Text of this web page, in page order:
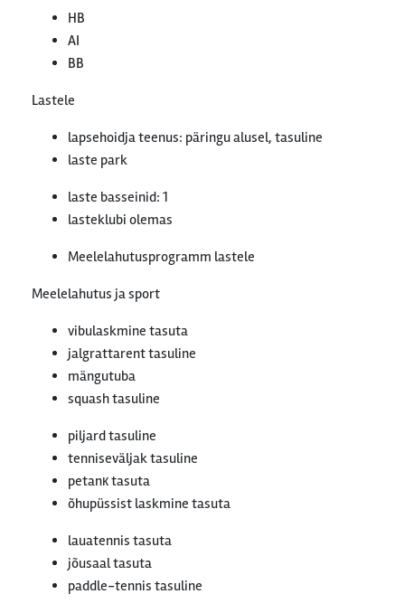
HB
AI
BB
Lastele
lapsehoidja teenus: päringu alusel, tasuline
laste park
laste basseinid: 1
lasteklubi olemas
Meelelahutusprogramm lastele
Meelelahutus ja sport
vibulaskmine tasuta
jalgrattarent tasuline
mängutuba
squash tasuline
piljard tasuline
tenniseväljak tasuline
petanк tasuta
õhupüssist laskmine tasuta
lauatennis tasuta
jõusaal tasuta
paddle-tennis tasuline